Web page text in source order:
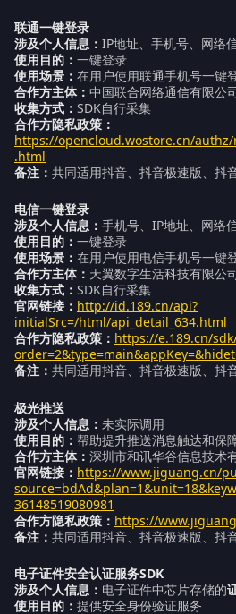
联通一键登录
涉及个人信息： IP地址、手机号、网络
使用目的： 一键登录
使用场景： 在用户使用联通手机号一键
合作方主体： 中国联合网络通信有限公
收集方式： SDK自行采集
合作方隐私政策：
https://opencloud.wostore.cn/
.html
备注： 共同适用抖音、抖音极速版、抖
电信一键登录
涉及个人信息： 手机号、IP地址、网络
使用目的： 一键登录
使用场景： 在用户使用电信手机号一键
合作方主体： 天翼数字生活科技有限公
收集方式： SDK自行采集
官网链接： http://id.189.cn/api?
initialSrc=/html/api_detail_634.html
合作方隐私政策： https://e.189.cn/
备注： 共同适用抖音、抖音极速版、抖
极光推送
涉及个人信息： 未实际调用
使用目的： 帮助提升推送消息触达和保
合作方主体： 深圳市和讯华谷信息技术
官网链接： https://www.jiguang.cn/
36148519080981
合作方隐私政策： https://
备注： 共同适用抖音、抖音极速版、抖
电子证件安全认证服务SDK
涉及个人信息： 电子证件中芯片存储的
使用目的： 提供安全身份验证服务